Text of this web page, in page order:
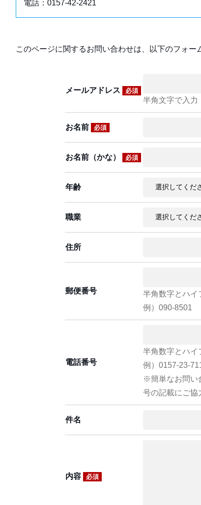
電話：0157-42-2421
このページに関するお問い合わせは、以下のフォー
メールアドレス 必須
半角文字で入力
お名前 必須
お名前（かな） 必須
年齢
職業
住所
郵便番号
半角数字とハイ
例）090-8501
電話番号
半角数字とハイ
例）0157-23-
※簡単なお問い
号の記載にご協
件名
内容 必須